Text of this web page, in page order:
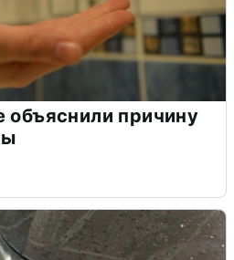
объяснили причину